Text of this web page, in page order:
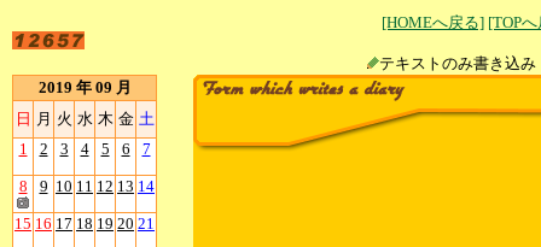
[HOMEへ戻る] [TOP
テキストのみ書
2019 年 09 月
日 月 火 水 木 金 土
1
2 3 4 5 6 7
8 9 10 11 12 13 14
15 16 17 18 19 20 21